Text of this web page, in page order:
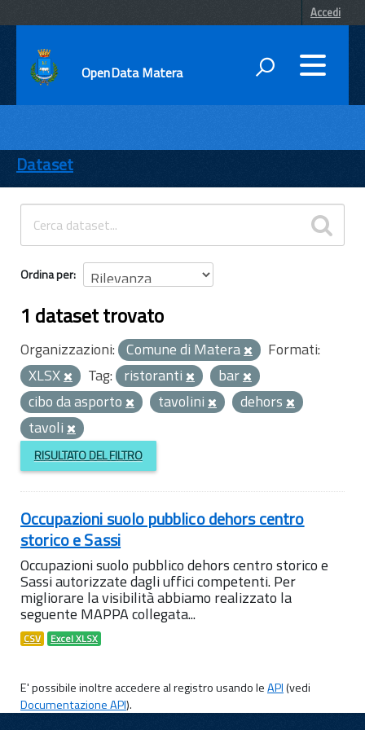
Accedi
OpenData Matera
ENTI
TEMI
INFORMAZIONI
Dataset
Ordina per
1 dataset trovato
Organizzazioni: Comune di Matera
Formati:
XLSX
Tag: ristoranti
bar
cibo da asporto
tavolini
dehors
tavoli
RISULTATO DEL FILTRO
Occupazioni suolo pubblico dehors centro
storico e Sassi
Occupazioni suolo pubblico dehors centro storico e
Sassi autorizzate dagli uffici competenti. Per
migliorare la visibilità abbiamo realizzato la
seguente MAPPA collegata...
CSV Excel XLSX
E' possibile inoltre accedere al registro usando leAPI(vedi
Documentazione API).